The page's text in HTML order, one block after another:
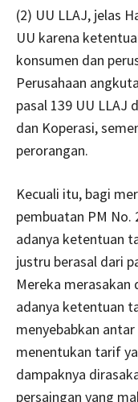
(2) UU LLAJ, jelas
UU karena
konsumen dan
Perusahaan
pasal 139 UU LLAJ
dan Koperasi,
perorangan.
Kecuali itu, bagi
pembuatan PM No.
adanya ketentuan
justru berasal dari
Mereka
adanya ketentuan
menyebabkan
menentukan tarif
dampaknya
persaingan yang